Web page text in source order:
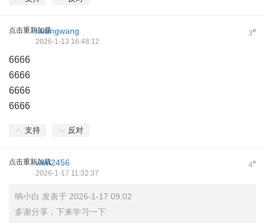
点击重新加载 3#
huangwang
2026-1-13 16:48:12
6666
6666
6666
6666
支持 反对
点击重新加载 4#
wen2456
2026-1-17 11:32:37
呐小白 发表于 2026-1-17 09:02
多谢分享，下来学习一下